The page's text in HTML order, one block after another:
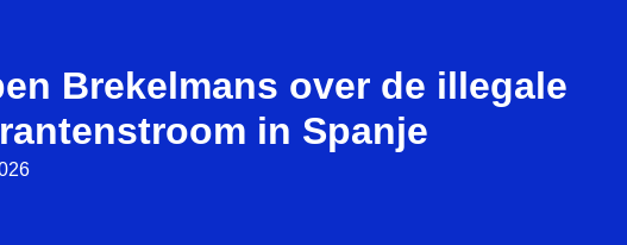
Brekelmans over de illegale
in Spanje